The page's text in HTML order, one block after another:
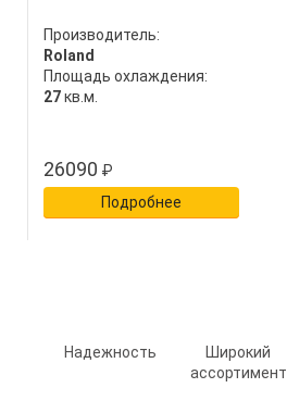
Производитель:
Roland
Площадь охлаждения:
27кв.м.
26090 ₽
Подробнее
Надежность
Широкий
ассортимент